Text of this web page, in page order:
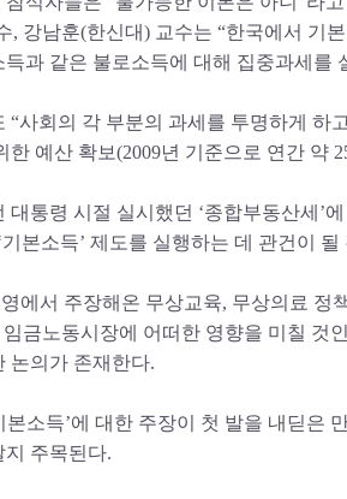
, 강남훈(한신대) 교수는 “한국에서 기
득과 같은 불로소득에 대해 집중과세를
“사회의 각 부분의 과세를 투명하게 하
한 예산 확보(2009년 기준으로 연간 약
대통령 시절 실시했던 ‘종합부동산세’
본소득’ 제도를 실행하는 데 관건이
에서 주장해온 무상교육, 무상의료 정
임금노동시장에 어떠한 영향을 미칠 것
논의가 존재한다.
본소득’에 대한 주장이 첫 발을 내딛은
지 주목된다.